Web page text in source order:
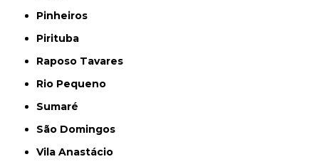
Pinheiros
Pirituba
Raposo Tavares
Rio Pequeno
Sumaré
São Domingos
Vila Anastácio